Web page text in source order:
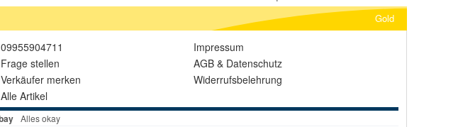
Gold
09955904711
Frage stellen
Verkäufer merken
Alle Artikel
Impressum
AGB & Datenschutz
Widerrufsbelehrung